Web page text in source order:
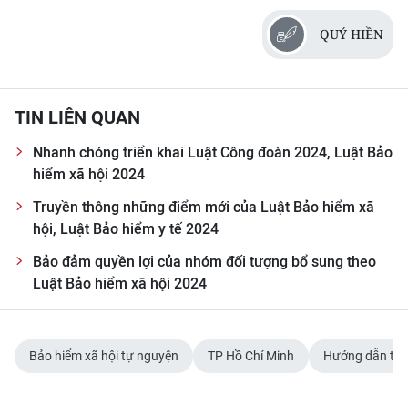
FRANÇAIS
РУССКИЙ
한국어
QUÝ HIỀN
TIN LIÊN QUAN
Nhanh chóng triển khai Luật Công đoàn 2024, Luật Bảo
hiểm xã hội 2024
Truyền thông những điểm mới của Luật Bảo hiểm xã
hội, Luật Bảo hiểm y tế 2024
Bảo đảm quyền lợi của nhóm đối tượng bổ sung theo
Luật Bảo hiểm xã hội 2024
Bảo hiểm xã hội tự nguyện TP Hồ Chí Minh Hướng dẫn